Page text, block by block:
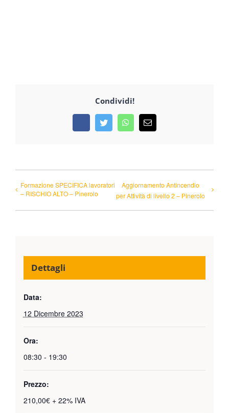
Condividi!
FacebookTwitterWhatsApp
Email
Formazione SPECIFICA lavoratori
– RISCHIO ALTO – Pinerolo
Aggiornamento Antincendio
per Attività di livello 2 – Pinerolo
Dettagli
Data:
12 Dicembre 2023
Ora:
08:30 - 19:30
Prezzo:
210,00€ + 22% IVA